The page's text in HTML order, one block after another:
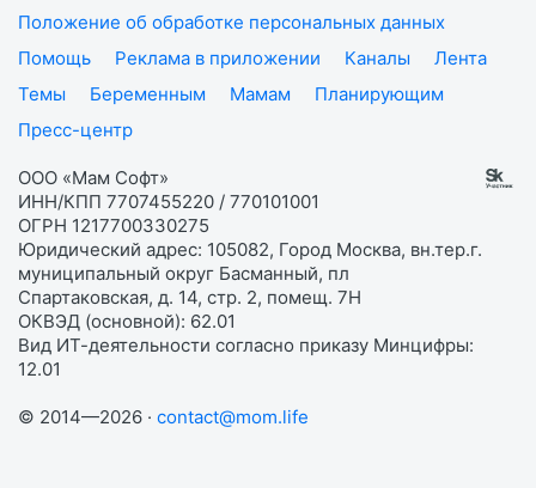
Положение об обработке персональных данных
Помощь
Реклама в приложении Каналы
Лента
Темы
Беременным Мамам
Планирующим
Пресс-центр
ООО «Мам Софт»
ИНН/КПП 7707455220 / 770101001
ОГРН 1217700330275
Юридический адрес: 105082, Город Москва, вн.тер.г.
муниципальный округ Басманный, пл
Спартаковская, д. 14, стр. 2, помещ. 7Н
ОКВЭД (основной): 62.01
Вид ИТ-деятельности согласно приказу Минцифры:
12.01
© 2014—2026 · contact@mom.life